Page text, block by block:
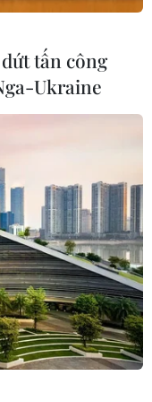
ra đường
Syria đã đổ
chính phủ tuyên
tấn công
Ukraine